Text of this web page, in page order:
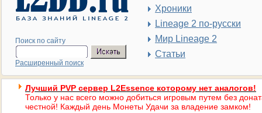
Поиск по сайту
Расширенный поиск
Хроники
Lineage 2 по-русски
Мир Lineage 2
Статьи
Лучший PVP сервер L2Essence которому нет аналогов!
Только у нас всего можно добиться игровым путем без
честной! Каждый день Монеты Удачи за владение замком!